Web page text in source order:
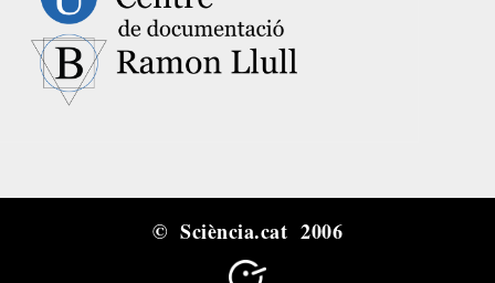
© Sciència.cat 2006